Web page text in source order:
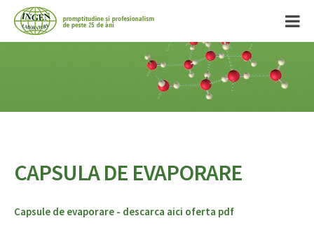
CAPSULA DE EVAPORARE
Capsule de evaporare - descarca aici oferta pdf